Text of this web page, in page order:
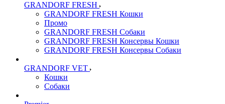
GRANDORF FRESH
GRANDORF FRESH Кошки
Промо
GRANDORF FRESH Собаки
GRANDORF FRESH Консервы Кошки
GRANDORF FRESH Консервы Собаки
GRANDORF VET
Кошки
Собаки